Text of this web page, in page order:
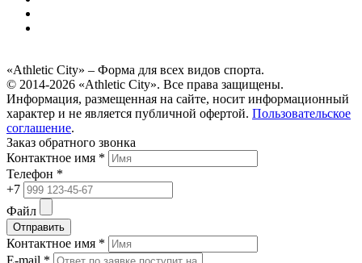
«Athletic City» – Форма для всех видов спорта.
© 2014-2026 «Athletic City». Все права защищены.
Информация, размещенная на сайте, носит информационный
характер и не является публичной офертой. Пользовательское
соглашение.
Заказ обратного звонка
Контактное имя *
Телефон *
+7
Файл
Отправить
Контактное имя *
E-mail *